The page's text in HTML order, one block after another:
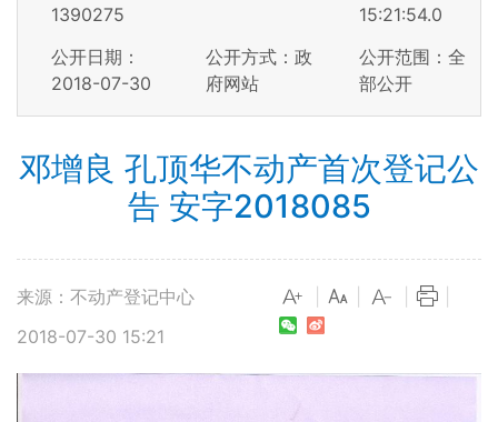
1390275
15:21:54.0
公开日期：
2018-07-30
公开方式：政
府网站
公开范围：全
部公开
邓增良 孔顶华不动产首次登记公
告 安字2018085
来源：不动产登记中心
2018-07-30 15:21